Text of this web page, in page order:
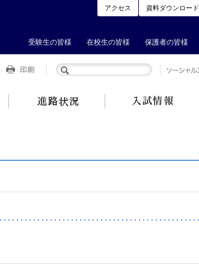
受験生の皆様 在校生の皆様 保護者の皆様
アクセス 資料ダウンロード